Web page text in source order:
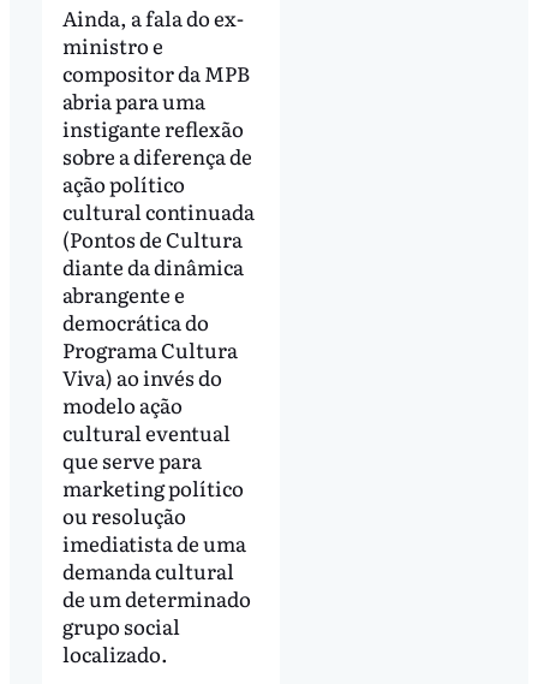
Ainda, a fala do ex-
ministro e
compositor da MPB
abria para uma
instigante reflexão
sobre a diferença de
ação político
cultural continuada
(Pontos de Cultura
diante da dinâmica
abrangente e
democrática do
Programa Cultura
Viva) ao invés do
modelo ação
cultural eventual
que serve para
marketing político
ou resolução
imediatista de uma
demanda cultural
de um determinado
grupo social
localizado.